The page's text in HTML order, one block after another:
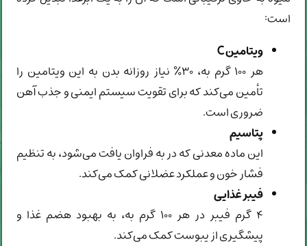
است:
ویتامین C
هر ۱۰۰ گرم به، ۳۰٪ نیاز روزانه بدن به این ویتامین را
تأمین می‌کند که برای تقویت سیستم ایمنی و جذب آهن
ضروری است.
پتاسیم
این ماده معدنی که در به فراوان یافت می‌شود، به تنظیم
فشار خون و عملکرد عضلانی کمک می‌کند.
فیبر غذایی
۴ گرم فیبر در هر ۱۰۰ گرم به، به بهبود هضم غذا و
پیشگیری از یبوست کمک می‌کند.